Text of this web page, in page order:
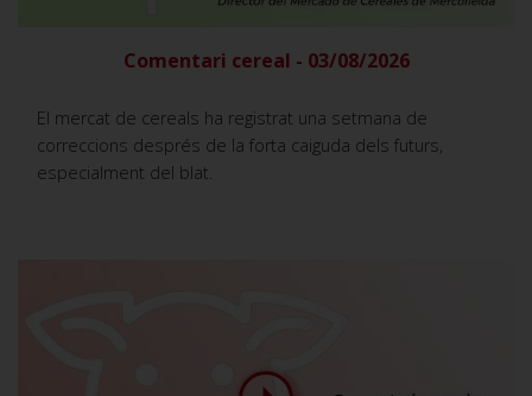
Comentari cereal - 03/08/2026
El mercat de cereals ha registrat una setmana de
correccions després de la forta caiguda dels futurs,
especialment del blat.